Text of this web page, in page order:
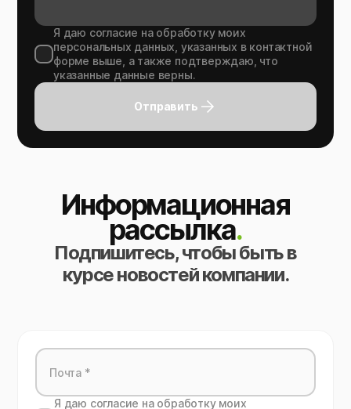
Я даю согласие на обработку моих
персональных данных, указанных в контактной
форме выше, а также подтверждаю, что
указанные данные верны.
Отправить
Информационная
рассылка.
Подпишитесь, чтобы быть в
курсе новостей компании.
Я даю согласие на обработку моих